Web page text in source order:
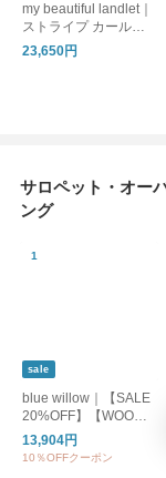
my beautiful landlet｜
ストライプ カールヤ
ーン サロペット wm0
1-ob2610103
23,650円
サロペット・オー
ング
sale
blue willow｜【SALE
20%OFF】【WOODY
別注カラー】リネンオ
ールインワン レディ
13,904円
10％OFFクーポン